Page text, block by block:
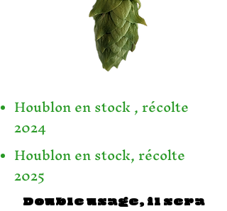
Houblon en stock , récolte
2024
Houblon en stock, récolte
2025
Double usage, il sera